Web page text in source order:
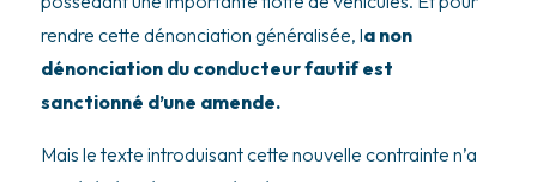
rendre cette dénonciation généralisée, la non
dénonciation du conducteur fautif est
sanctionné d’une amende.
Mais le texte introduisant cette nouvelle contrainte n’a